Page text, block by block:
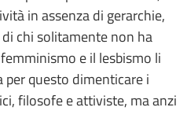
in assenza di gerarchie,
chi solitamente non ha
e il lesbismo li
per questo dimenticare i
filosofe e attiviste, ma anzi